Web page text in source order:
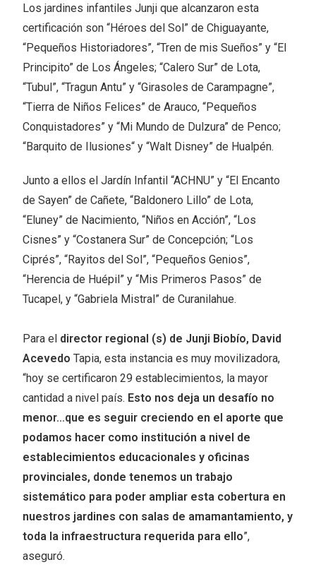
Los jardines infantiles Junji que alcanzaron esta
certificación son “Héroes del Sol” de Chiguayante,
“Pequeños Historiadores”, “Tren de mis Sueños” y “El
Principito” de Los Ángeles; “Calero Sur” de Lota,
“Tubul”, “Tragun Antu” y “Girasoles de Carampagne”,
“Tierra de Niños Felices” de Arauco, “Pequeños
Conquistadores” y “Mi Mundo de Dulzura” de Penco;
“Barquito de Ilusiones“ y “Walt Disney” de Hualpén.
Junto a ellos el Jardín Infantil “ACHNU” y “El Encanto
de Sayen” de Cañete, “Baldonero Lillo” de Lota,
“Eluney” de Nacimiento, “Niños en Acción”, “Los
Cisnes” y “Costanera Sur” de Concepción; “Los
Ciprés”, “Rayitos del Sol”, “Pequeños Genios”,
“Herencia de Huépil” y “Mis Primeros Pasos” de
Tucapel, y “Gabriela Mistral” de Curanilahue.
Para el director regional (s) de Junji Biobío, David
Acevedo Tapia, esta instancia es muy movilizadora,
“hoy se certificaron 29 establecimientos, la mayor
cantidad a nivel país. Esto nos deja un desafío no
menor…que es seguir creciendo en el aporte que
podamos hacer como institución a nivel de
establecimientos educacionales y oficinas
provinciales, donde tenemos un trabajo
sistemático para poder ampliar esta cobertura en
nuestros jardines con salas de amamantamiento, y
toda la infraestructura requerida para ello”,
aseguró.